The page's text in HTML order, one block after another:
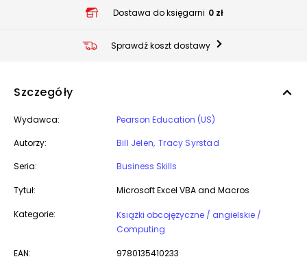
Dostawa do księgarni 0 zł
Sprawdź koszt dostawy
Szczegóły
Wydawca:
Pearson Education (US)
Autorzy:
Bill Jelen Tracy Syrstad
Seria:
Business Skills
Tytuł: Microsoft Excel VBA and Macros
Kategorie:
Książki obcojęzyczne / angielskie /
Computing
EAN: 9780135410233